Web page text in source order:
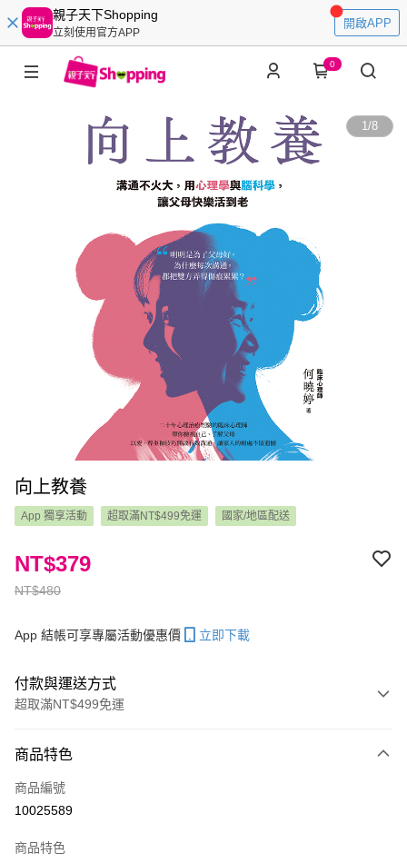
親子天下Shopping
立刻使用官方APP
開啟APP
0
1/8
向上教養
App 獨享活動 超取滿NT$499免運 國家/地區配送
NT$480
NT$379
App 結帳可享專屬活動優惠價 立即下載
付款與運送方式
超取滿NT$499免運
信用卡一次付款
LINE Pay
商品特色
商品編號
10025589
商品特色